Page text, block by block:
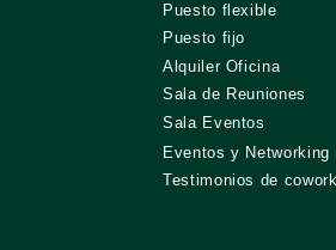
Puesto fijo
Alquiler Oficina
Sala de Reuniones
Sala Eventos
Eventos y Networking
Puesto flexible
Testimonios de